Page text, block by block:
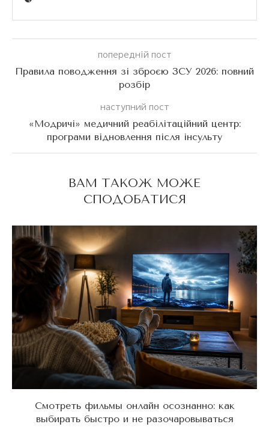
попередній пост
Правила поводження зі зброєю ЗСУ 2026: повний
розбір
наступний пост
«Модричі» медичний реабілітаційний центр:
програми відновлення після інсульту
ВАМ ТАКОЖ МОЖЕ
СПОДОБАТИСЯ
Смотреть фильмы онлайн осознанно: как
выбирать быстро и не разочаровываться